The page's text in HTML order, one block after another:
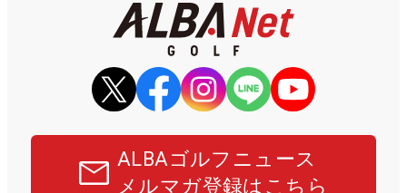
ALBAゴルフニュース
メルマガ登録はこちら